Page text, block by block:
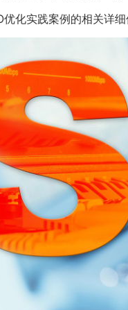
化实践案例的相关详细